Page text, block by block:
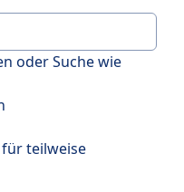
oder Suche wie
teilweise